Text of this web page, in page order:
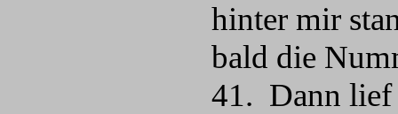
hinter mir
bald die
41. Dann lief